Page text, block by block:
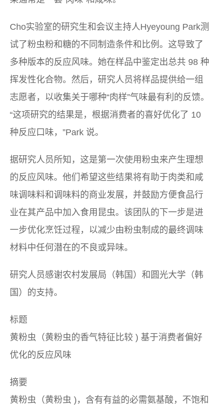
Cho实验室的研究生和会议主持人Hyeyoung Park测
试了粉虫粉和糖的不同制造条件和比例。这导致了
多种版本的反应风味。她在样品中鉴定出总共 98 种
挥发性化合物。然后，研究人员将样品提供给一组
志愿者，以收集关于哪种“肉样”气味最有利的反馈。
“这项研究的结果是，根据消费者的喜好优化了 10
种反应口味，”Park 说。
据研究人员所知，这是第一次使用粉虫来产生理想
的反应风味。他们希望这些结果将有助于肉类和咸
味调味料和调味料的商业发展，并鼓励方便食品行
业在其产品中加入食用昆虫。该团队的下一步是进
一步优化烹饪过程，以减少由粉虫制成的最终调味
材料中任何潜在的不良或异味。
研究人员感谢农村发展局（韩国）和圆光大学（韩
国）的支持。
标题
黄粉虫（黄粉虫的香气特征比较 ) 基于消费者偏好
优化的反应风味
摘要
黄粉虫（黄粉虫 )，含有有益的必需氨基酸，不饱和